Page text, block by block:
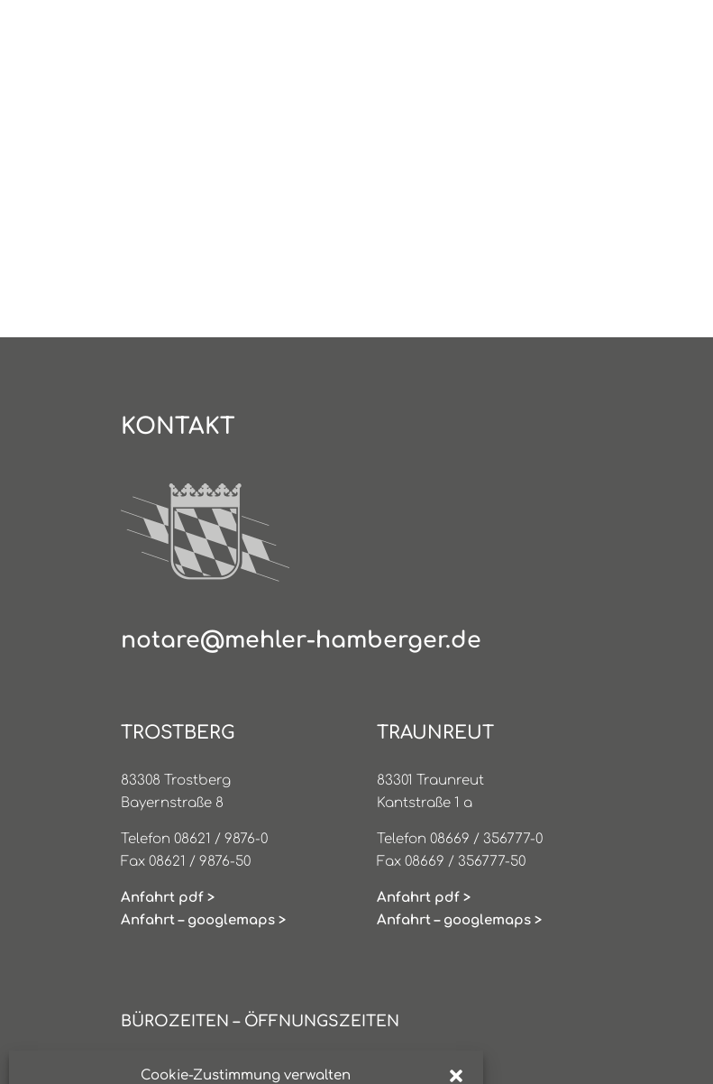
Cookie-Zustimmung verwalten
KONTAKT
notare@mehler-hamberger.de
TROSTBERG
83308 Trostberg
Bayernstraße 8
Telefon 08621 / 9876-0
Fax 08621 / 9876-50
Anfahrt pdf >
Anfahrt – googlemaps >
TRAUNREUT
83301 Traunreut
Kantstraße 1 a
Telefon 08669 / 356777-0
Fax 08669 / 356777-50
Anfahrt pdf >
Anfahrt – googlemaps >
BÜROZEITEN – ÖFFNUNGSZEITEN
Montag: 08:00 bis 12:00 Uhr